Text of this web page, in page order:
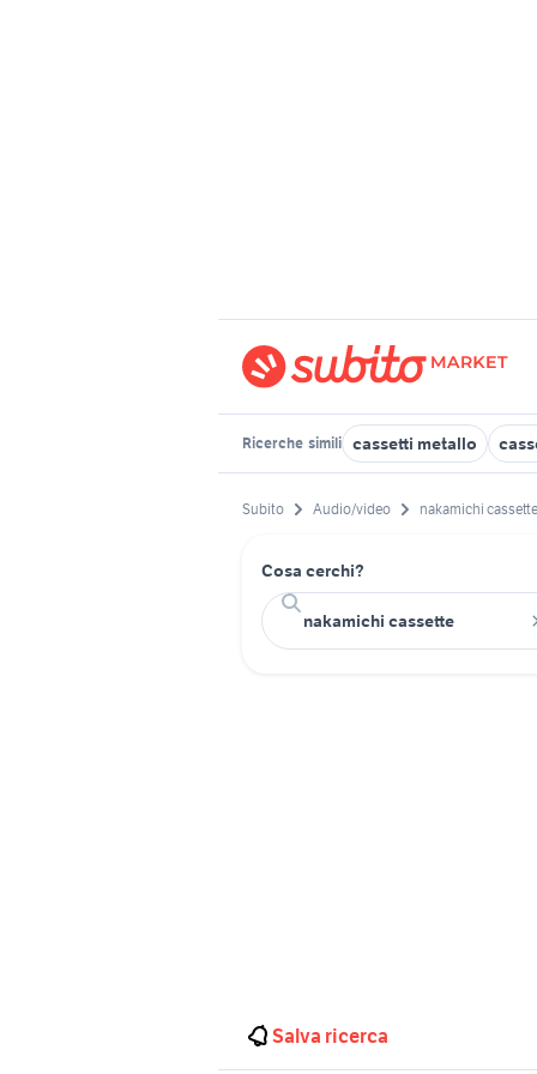
Ricerche simili cassetti metallo
Subito Audio/video nakamichi cassette
Cosa cerchi?
Salva ricerca